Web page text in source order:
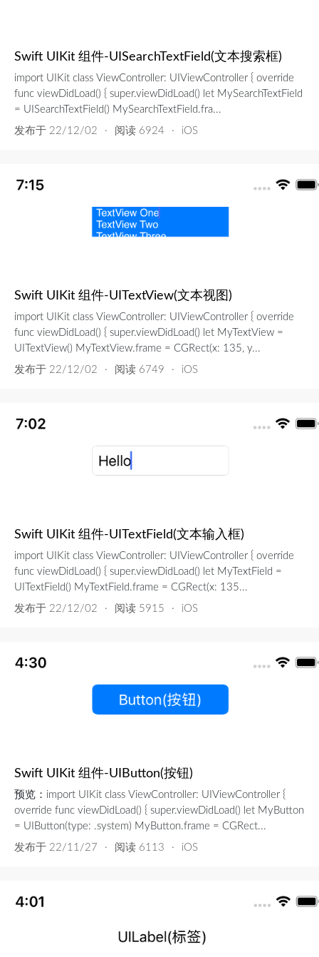
Swift UIKit 组件-UISearchTextField(文本搜索框)
import UIKit class ViewController: UIViewController { override
func viewDidLoad() { super.viewDidLoad() let MySearchTextField
= UISearchTextField() MySearchTextField.fra...
发布于 22/12/02 · 阅读 6924 · iOS
Swift UIKit 组件-UITextView(文本视图)
import UIKit class ViewController: UIViewController { override
func viewDidLoad() { super.viewDidLoad() let MyTextView =
UITextView() MyTextView.frame = CGRect(x: 135, y...
发布于 22/12/02 · 阅读 6749 · iOS
Swift UIKit 组件-UITextField(文本输入框)
import UIKit class ViewController: UIViewController { override
func viewDidLoad() { super.viewDidLoad() let MyTextField =
UITextField() MyTextField.frame = CGRect(x: 135...
发布于 22/12/02 · 阅读 5915 · iOS
Swift UIKit 组件-UIButton(按钮)
预览：import UIKit class ViewController: UIViewController {
override func viewDidLoad() { super.viewDidLoad() let MyButton
= UIButton(type: .system) MyButton.frame = CGRect...
发布于 22/11/27 · 阅读 6113 · iOS